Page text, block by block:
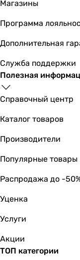
двойной слив
безободковый
двойной слив
двойной слив
безободковый
безободковый
Дополнительные
-
-
технология смыва
-
технология Quick
-
-
Слив воды в
горизонтальный
Магазины
Программа
Дополнительная
Служба поддержки
Полезная
Справочный центр
Каталог товаров
Производители
Популярные товары
Распродажа до -
Уценка
Услуги
Акции
ТОП категории